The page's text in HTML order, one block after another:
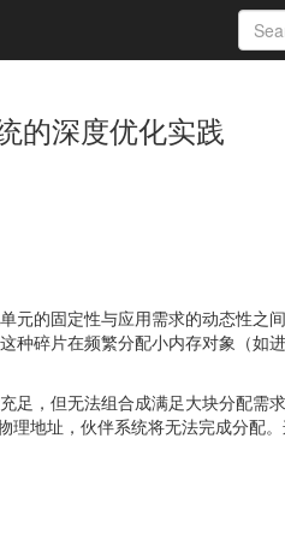
的深度优化实践
元的固定性与应用需求的动态性之
种碎片在频繁分配小内存对象（如
足，但无法组合成满足大块分配需
地址，伙伴系统将无法完成分配